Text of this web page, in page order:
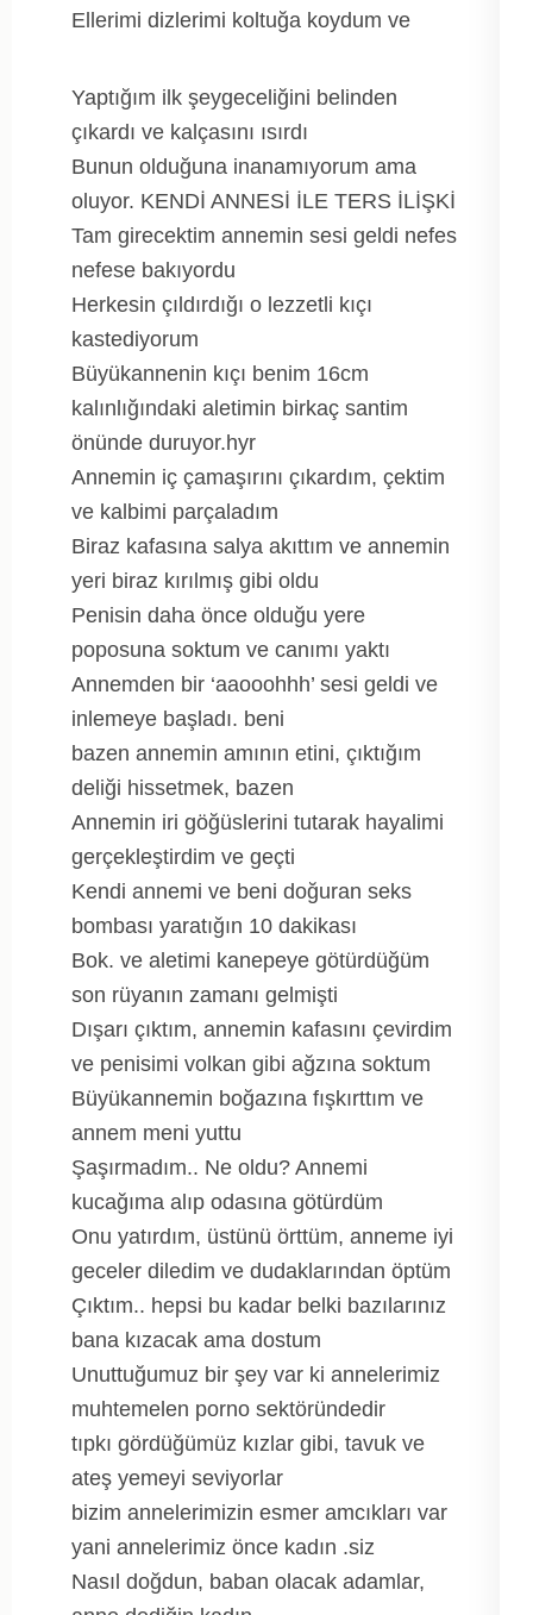
Ellerimi dizlerimi koltuğa koydum ve
Yaptığım ilk şeygeceliğini belinden
çıkardı ve kalçasını ısırdı
Bunun olduğuna inanamıyorum ama
oluyor. KENDİ ANNESİ İLE TERS İLİŞKİ
Tam girecektim annemin sesi geldi nefes
nefese bakıyordu
Herkesin çıldırdığı o lezzetli kıçı
kastediyorum
Büyükannenin kıçı benim 16cm
kalınlığındaki aletimin birkaç santim
önünde duruyor.hyr
Annemin iç çamaşırını çıkardım, çektim
ve kalbimi parçaladım
Biraz kafasına salya akıttım ve annemin
yeri biraz kırılmış gibi oldu
Penisin daha önce olduğu yere
poposuna soktum ve canımı yaktı
Annemden bir ‘aaooohhh’ sesi geldi ve
inlemeye başladı. beni
bazen annemin amının etini, çıktığım
deliği hissetmek, bazen
Annemin iri göğüslerini tutarak hayalimi
gerçekleştirdim ve geçti
Kendi annemi ve beni doğuran seks
bombası yaratığın 10 dakikası
Bok. ve aletimi kanepeye götürdüğüm
son rüyanın zamanı gelmişti
Dışarı çıktım, annemin kafasını çevirdim
ve penisimi volkan gibi ağzına soktum
Büyükannemin boğazına fışkırttım ve
annem meni yuttu
Şaşırmadım.. Ne oldu? Annemi
kucağıma alıp odasına götürdüm
Onu yatırdım, üstünü örttüm, anneme iyi
geceler diledim ve dudaklarından öptüm
Çıktım.. hepsi bu kadar belki bazılarınız
bana kızacak ama dostum
Unuttuğumuz bir şey var ki annelerimiz
muhtemelen porno sektöründedir
tıpkı gördüğümüz kızlar gibi, tavuk ve
ateş yemeyi seviyorlar
bizim annelerimizin esmer amcıkları var
yani annelerimiz önce kadın .siz
Nasıl doğdun, baban olacak adamlar,